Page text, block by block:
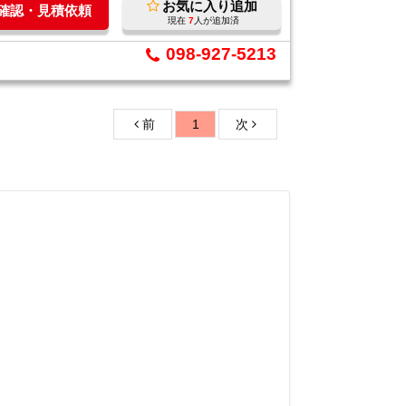
認・見積依頼 お気に入り追加
現在 7人が追加済
098-927-5213
前 1 次